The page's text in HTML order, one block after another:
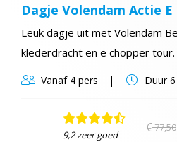
Dagje Volendam Actie E
Leuk dagje uit met Volendam
klederdracht en e chopper tour.
Vanaf4 pers Duur6
9,2 zeer goed
77,50